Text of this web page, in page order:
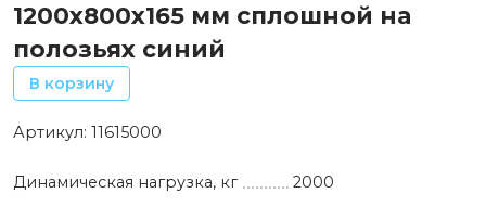
1200х800х165 мм сплошной на
полозьях синий
В корзину
Артикул: 11615000
Динамическая нагрузка, кг
2000